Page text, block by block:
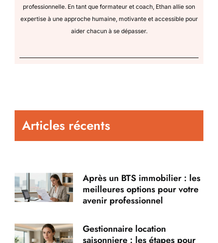
professionnelle. En tant que formateur et coach, Ethan allie son
expertise à une approche humaine, motivante et accessible pour
aider chacun à se dépasser.
Articles récents
Après un BTS immobilier : les
meilleures options pour votre
avenir professionnel
Gestionnaire location
saisonniere : les étapes pour